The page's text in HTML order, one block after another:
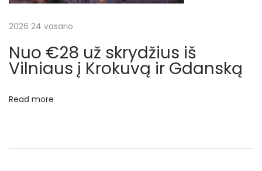
č
u
o
2026 24 vasario
Nuo €28 už skrydžius iš
Vilniaus į Krokuvą ir Gdanską
Read more